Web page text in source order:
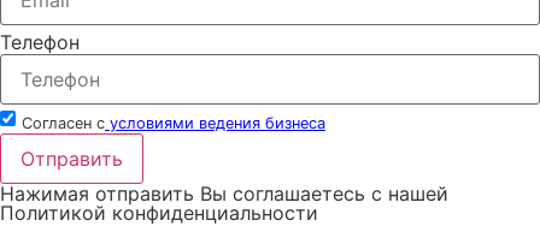
Телефон
Согласен с условиями ведения бизнеса
Отправить
Нажимая отправить Вы соглашаетесь с нашей
Политикой конфиденциальности